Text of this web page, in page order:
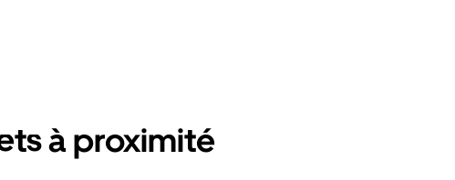
à proximité